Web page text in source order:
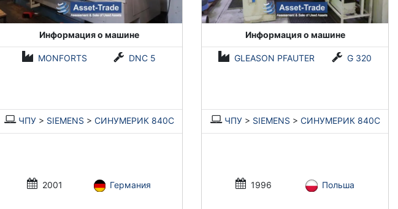
Информация о машине
MONFORTS DNC 5
ЧПУ> SIEMENS > СИНУМЕРИК 840С
2001 Германия
Информация о машине
GLEASON PFAUTER G 320
ЧПУ> SIEMENS > СИНУМЕРИК 840С
1996 Польша